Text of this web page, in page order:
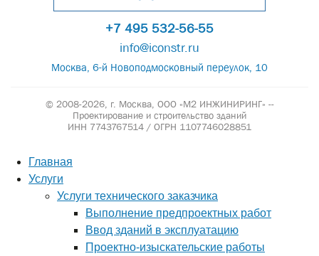
+7 495 532-56-55
info@iconstr.ru
Москва, 6-й Новоподмосковный переулок, 10
© 2008-2026, г. Москва, ООО «М2 ИНЖИНИРИНГ» --
Проектирование и строительство зданий
ИНН 7743767514 / ОГРН 1107746028851
Главная
Услуги
Услуги технического заказчика
Выполнение предпроектных работ
Ввод зданий в эксплуатацию
Проектно-изыскательские работы